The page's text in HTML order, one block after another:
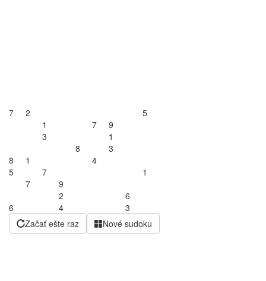
7 2
5
1
7
9
3
1
8
3
8
1
4
5
7
1
7
9
2
6
6
4
3
Začať ešte raz
Nové sudoku